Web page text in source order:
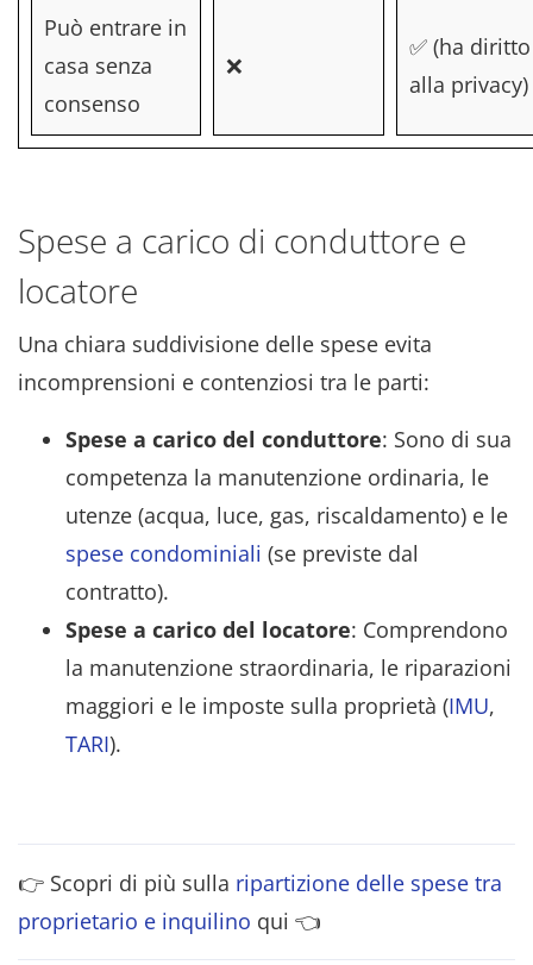
Può entrare in
casa senza
consenso
❌
✅ (ha diritto
alla privacy)
Spese a carico di conduttore e
locatore
Una chiara suddivisione delle spese evita
incomprensioni e contenziosi tra le parti:
Spese a carico del conduttore: Sono di sua
competenza la manutenzione ordinaria, le
utenze (acqua, luce, gas, riscaldamento) e le
spese condominiali (se previste dal
contratto).
Spese a carico del locatore: Comprendono
la manutenzione straordinaria, le riparazioni
maggiori e le imposte sulla proprietà (IMU,
TARI).
👉 Scopri di più sulla ripartizione delle spese tra
proprietario e inquilino qui 👈